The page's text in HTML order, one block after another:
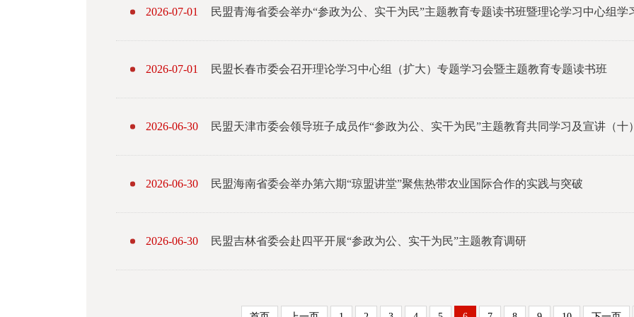
2026-07-01 民盟青海省委会举办“参政为公、实干为民”主题教育专题读书班暨理论学习中心组学
2026-07-01 民盟长春市委会召开理论学习中心组（扩大）专题学习会暨主题教育专题读书班
2026-06-30 民盟天津市委会领导班子成员作“参政为公、实干为民”主题教育共同学习及宣讲（十）
2026-06-30 民盟海南省委会举办第六期“琼盟讲堂”聚焦热带农业国际合作的实践与突破
2026-06-30 民盟吉林省委会赴四平开展“参政为公、实干为民”主题教育调研